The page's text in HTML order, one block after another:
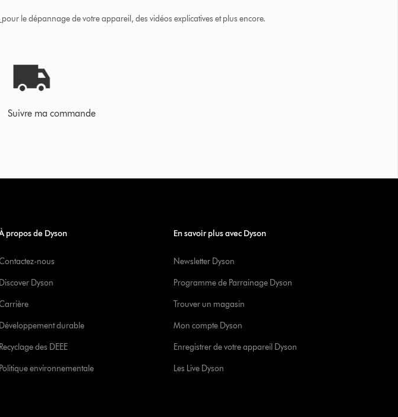
pour le dépannage de votre appareil, des vidéos explicatives et plus encore.
Suivre ma commande
propos de Dyson
nous
Discover Dyson
Développement durable
Recyclage des DEEE
Politique environnementale
En savoir plus avec Dyson
Newsletter Dyson
Programme de Parrainage Dyson
Trouver un magasin
Mon compte Dyson
Enregistrer de votre appareil Dyson
Les Live Dyson